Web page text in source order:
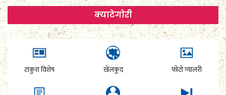
क्याटेगाेरी
टाकुरा विशेष खेलकुद फोटो ग्यालरी